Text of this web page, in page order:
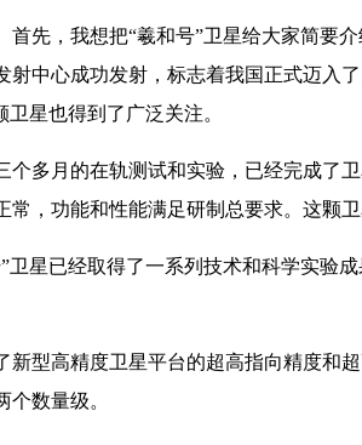
首先，我想把“羲和号”卫星给大家简要
射中心成功发射，标志着我国正式迈入
卫星也得到了广泛关注。
个多月的在轨测试和实验，已经完成了
常，功能和性能满足研制总要求。这颗
”卫星已经取得了一系列技术和科学实验
新型高精度卫星平台的超高指向精度和
个数量级。